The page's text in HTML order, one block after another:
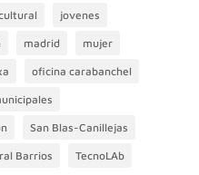
jovenes
madrid mujer
oficina carabanchel
San Blas-Canillejas
Barrios TecnoLAb